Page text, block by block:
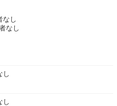
なし
なし
し
し